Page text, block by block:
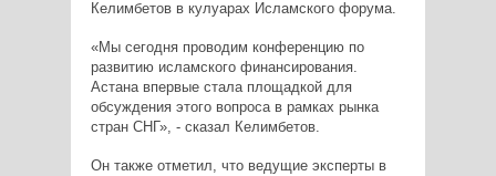
Келимбетов в кулуарах Исламского форума.
«Мы сегодня проводим конференцию по
развитию исламского финансирования.
Астана впервые стала площадкой для
обсуждения этого вопроса в рамках рынка
стран СНГ», - сказал Келимбетов.
Он также отметил, что ведущие эксперты в